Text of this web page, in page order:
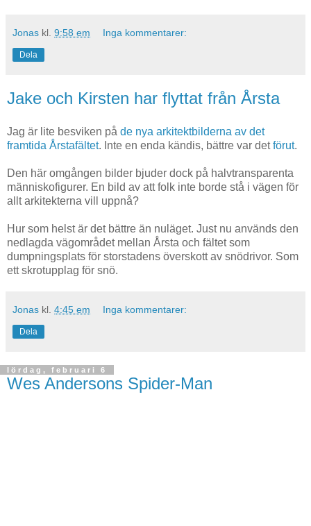
Jonas kl. 9:58 em Inga kommentarer:
Dela
Jake och Kirsten har flyttat från Årsta
Jag är lite besviken på de nya arkitektbilderna av det
framtida Årstafältet. Inte en enda kändis, bättre var detförut.
Den här omgången bilder bjuder dock på halvtransparenta
människofigurer. En bild av att folk inte borde stå i vägen för
allt arkitekterna vill uppnå?
Hur som helst är det bättre än nuläget. Just nu används den
nedlagda vägområdet mellan Årsta och fältet som
dumpningsplats för storstadens överskott av snödrivor. Som
ett skrotupplag för snö.
Jonas kl. 4:45 em Inga kommentarer:
Dela
lördag, februari 6
Wes Andersons Spider-Man